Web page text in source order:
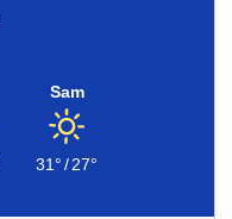
Sam
31°/27°